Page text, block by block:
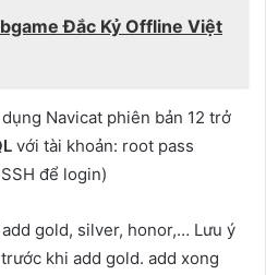
Đắc Kỷ Offline Việt
Navicat phiên bản 12 trở
với tài khoản: root pass
để login)
gold, silver, honor,… Lưu ý
trước khi add gold. add xong